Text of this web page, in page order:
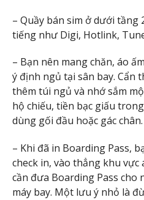
– Quầy bán sim ở dưới tầng
tiếng như Digi, Hotlink,
– Bạn nên mang chăn, áo
ý định ngủ tại sân bay. Cẩn
thêm túi ngủ và nhớ sắm
hộ chiếu, tiền bạc giấu
dùng gối đầu hoặc gác chân.
– Khi đã in Boarding Pass,
check in, vào thẳng khu vực
cần đưa Boarding Pass cho
máy bay. Một lưu ý nhỏ là